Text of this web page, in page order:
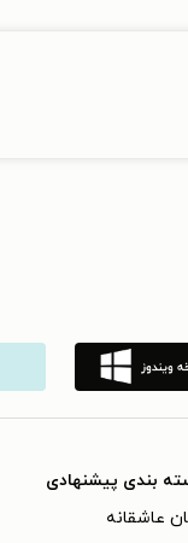
بندی پیشنهادی
عاشقانه